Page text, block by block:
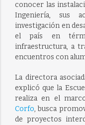
conocer las
Ingeniería, sus
investigación en
el país en
infraestructura, a
encuentros con
La directora
explicó que la
realiza en el
Corfo, busca
de proyectos